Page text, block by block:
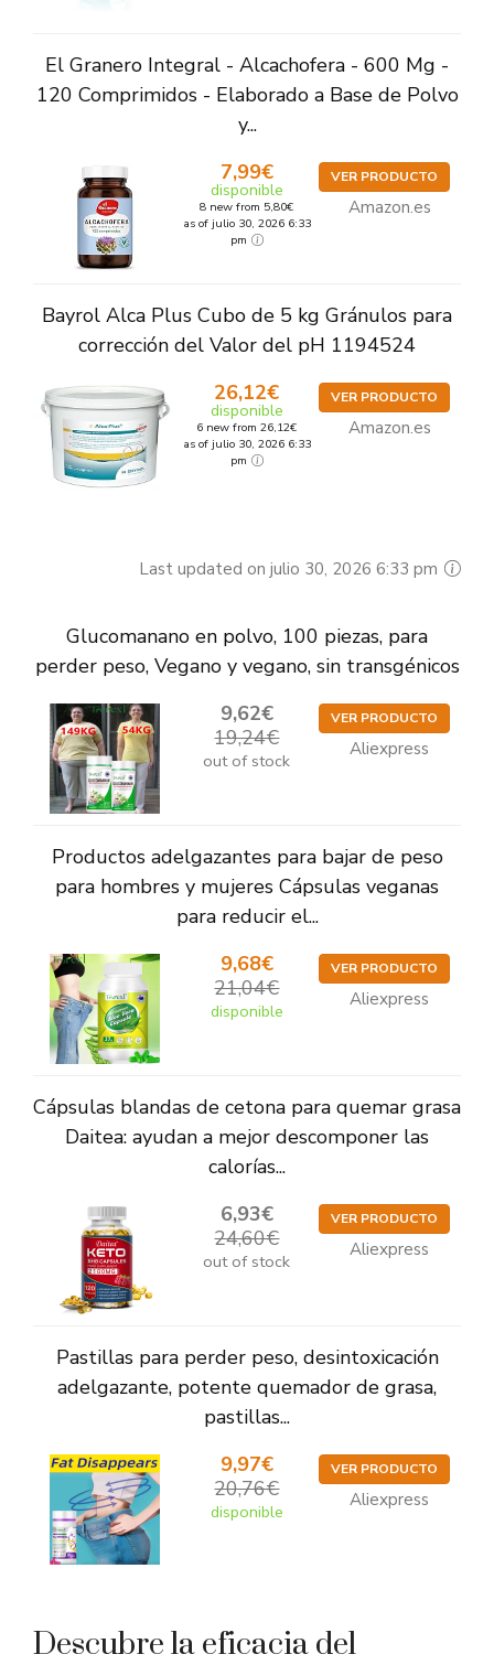
El Granero Integral - Alcachofera - 600 Mg -
120 Comprimidos - Elaborado a Base de Polvo
y...
7,99€
disponible
8 new from 5,80€
as of julio 30, 2026 6:33
pm
VER PRODUCTO
Amazon.es
Bayrol Alca Plus Cubo de 5 kg Gránulos para
corrección del Valor del pH 1194524
26,12€
disponible
6 new from 26,12€
as of julio 30, 2026 6:33
pm
VER PRODUCTO
Amazon.es
Last updated on julio 30, 2026 6:33 pm
Glucomanano en polvo, 100 piezas, para
perder peso, Vegano y vegano, sin transgénicos
9,62€
19,24€
out of stock
VER PRODUCTO
Aliexpress
Productos adelgazantes para bajar de peso
para hombres y mujeres Cápsulas veganas
para reducir el...
9,68€
21,04€
disponible
VER PRODUCTO
Aliexpress
Cápsulas blandas de cetona para quemar grasa
Daitea: ayudan a mejor descomponer las
calorías...
6,93€
24,60€
out of stock
VER PRODUCTO
Aliexpress
Pastillas para perder peso, desintoxicación
adelgazante, potente quemador de grasa,
pastillas...
9,97€
20,76€
disponible
VER PRODUCTO
Aliexpress
Descubre la eficacia del